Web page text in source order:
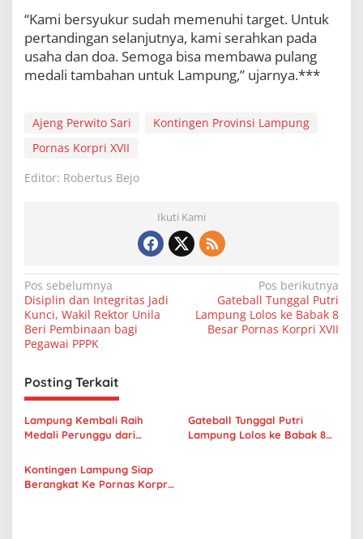
“Kami bersyukur sudah memenuhi target. Untuk
pertandingan selanjutnya, kami serahkan pada
usaha dan doa. Semoga bisa membawa pulang
medali tambahan untuk Lampung,” ujarnya.***
Ajeng Perwito Sari
Kontingen Provinsi Lampung
Pornas Korpri XVII
Editor: Robertus Bejo
Ikuti Kami
N
a
v
i
g
a
s
i
p
o
Pos sebelumnya
Disiplin dan Integritas Jadi
Kunci, Wakil Rektor Unila
Beri Pembinaan bagi
Pegawai PPPK
Pos berikutnya
Gateball Tunggal Putri
Lampung Lolos ke Babak 8
Besar Pornas Korpri XVII
Posting Terkait
Lampung Kembali Raih
Medali Perunggu dari
Korpri XVII 2025
Gateball Tunggal Putri
Lampung Lolos ke Babak 8
Kontingen Lampung Siap
Berangkat Ke Pornas Korpri